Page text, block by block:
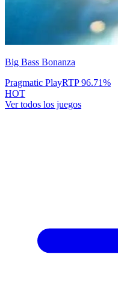
Big Bass Bonanza
Pragmatic PlayRTP96.71%
HOT
Ver todos los juegos